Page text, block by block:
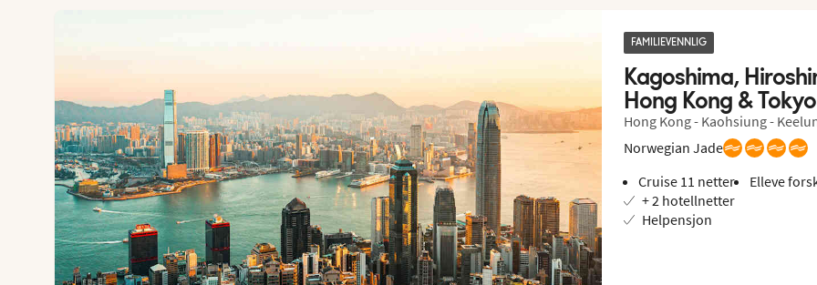
FAMILIEVENNLIG
Kagoshima,
Hong Kong & Tokyo
Hong Kong - Kaohsiung -
Norwegian Jade
Cruise 11 netter
Elleve
+ 2 hotellnetter
Helpensjon